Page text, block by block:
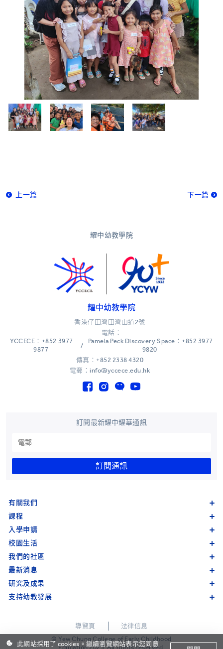
上一篇 下一篇
耀中幼教學院
耀中幼教學院
香港仔田灣田灣山道2號
電話：
YCCECE：+852 3977
9877
/
Pamela Peck Discovery Space：+852 3977
9820
傳真：+852 2338 4320
電郵：info@yccece.edu.hk
訂閱最新耀中耀華通訊
訂閱通訊
有關我們
課程
入學申請
校園生活
我們的社區
最新消息
研究及成果
支持幼教發展
導覽頁
法律信息
© Yew Chung College of Early Childhood
Education 2023. All rights reserved.
此網站採用了 cookies。繼續瀏覽網站表示您同意